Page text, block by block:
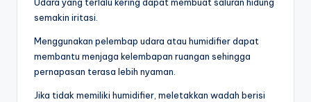
semakin iritasi.
Menggunakan pelembap udara atau humidifier dapat
membantu menjaga kelembapan ruangan sehingga
pernapasan terasa lebih nyaman.
Jika tidak memiliki humidifier, meletakkan wadah berisi